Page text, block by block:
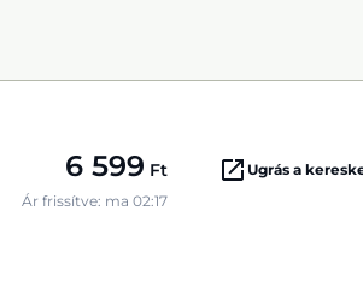
6 599 Ft
Ár frissítve: ma 02:17
Ugrás a